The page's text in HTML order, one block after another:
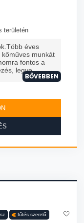
területén
éves
munkát
fontos a
legye...
BŐVEBBEN
fűtés szerelő